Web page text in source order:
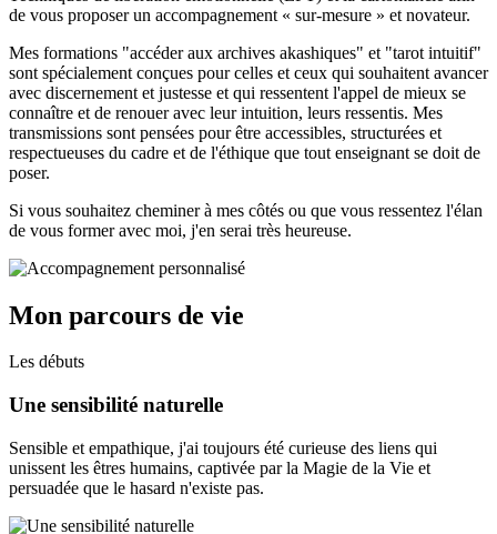
de vous proposer un accompagnement « sur-mesure » et novateur.
Mes formations "accéder aux archives akashiques" et "tarot intuitif"
sont spécialement conçues pour celles et ceux qui souhaitent avancer
avec discernement et justesse et qui ressentent l'appel de mieux se
connaître et de renouer avec leur intuition, leurs ressentis. Mes
transmissions sont pensées pour être accessibles, structurées et
respectueuses du cadre et de l'éthique que tout enseignant se doit de
poser.
Si vous souhaitez cheminer à mes côtés ou que vous ressentez l'élan
de vous former avec moi, j'en serai très heureuse.
Mon parcours de vie
Les débuts
Une sensibilité naturelle
Sensible et empathique, j'ai toujours été curieuse des liens qui
unissent les êtres humains, captivée par la Magie de la Vie et
persuadée que le hasard n'existe pas.